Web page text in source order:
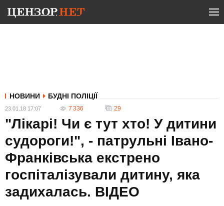
НОВИНИ БУДНІ ПОЛІЦІЇ
23.01.18 17:07 7 336 29
"Лікарі! Чи є тут хто! У дитини
судороги!", - патрульні Івано-
Франківська екстрено
госпіталізували дитину, яка
задихалась. ВIДЕО